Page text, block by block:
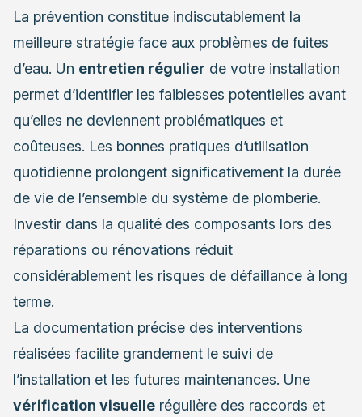
La prévention constitue indiscutablement la
meilleure stratégie face aux problèmes de fuites
d’eau. Un entretien régulier de votre installation
permet d’identifier les faiblesses potentielles avant
qu’elles ne deviennent problématiques et
coûteuses. Les bonnes pratiques d’utilisation
quotidienne prolongent significativement la durée
de vie de l’ensemble du système de plomberie.
Investir dans la qualité des composants lors des
réparations ou rénovations réduit
considérablement les risques de défaillance à long
terme.
La documentation précise des interventions
réalisées facilite grandement le suivi de
l’installation et les futures maintenances. Une
vérification visuelle régulière des raccords et